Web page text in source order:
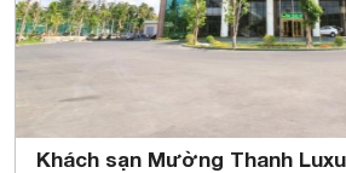
Khách sạn Mường Thanh